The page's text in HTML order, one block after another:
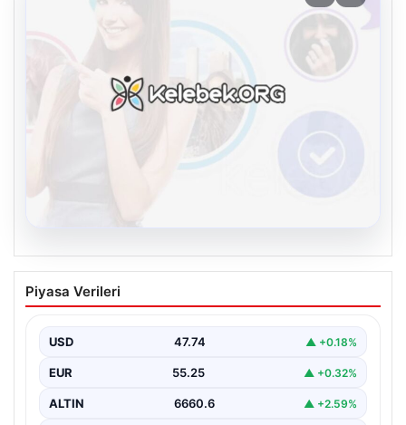
08.08.2026
Kelebek.Org İle Dijital İletişimin Seviyeli
Adresi Ve Muhabbet Deneyimi
sağlaması kritik bir önem barındırmaktadır. Halen
birçok…
Piyasa Verileri
USD 47.74 ▲ +0.18%
EUR 55.25 ▲ +0.32%
ALTIN 6660.6 ▲ +2.59%